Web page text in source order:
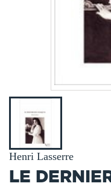
Henri Lasserre
LE